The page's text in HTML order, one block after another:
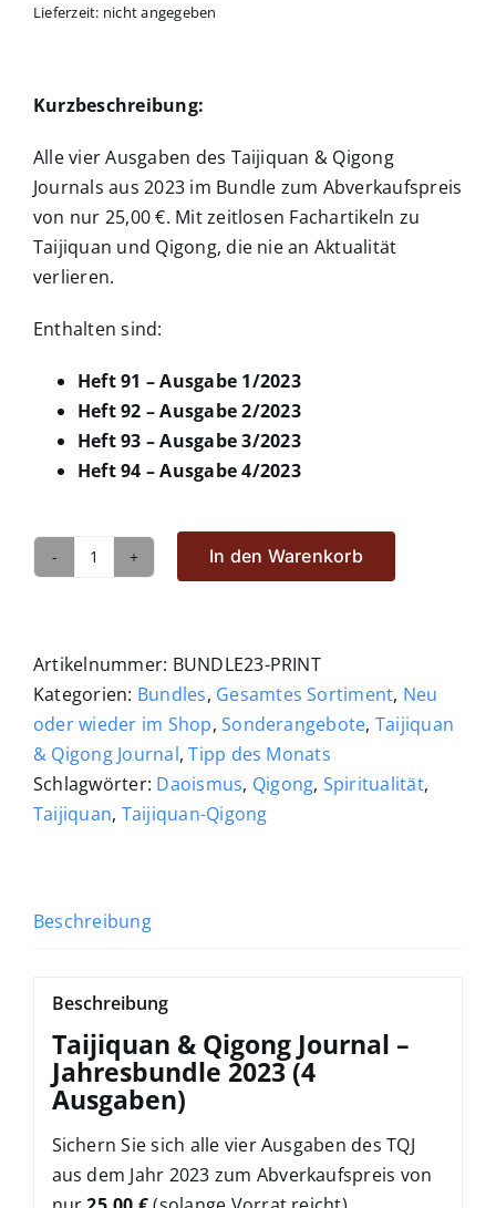
war:
ist:
Lieferzeit: nicht angegeben
Kurzbeschreibung:
Alle vier Ausgaben des Taijiquan & Qigong
Journals aus 2023 im Bundle zum Abverkaufspreis
von nur 25,00 €. Mit zeitlosen Fachartikeln zu
Taijiquan und Qigong, die nie an Aktualität
verlieren.
Enthalten sind:
Heft 91 – Ausgabe 1/2023
Heft 92 – Ausgabe 2/2023
Heft 93 – Ausgabe 3/2023
Heft 94 – Ausgabe 4/2023
Bundle
-
Alle
4
Ausgaben
Menge
In den Warenkorb
Artikelnummer: BUNDLE23-PRINT
Kategorien: Bundles, Gesamtes Sortiment, Neu
oder wieder im Shop,Sonderangebote, Taijiquan
& Qigong Journal,Tipp des Monats
Schlagwörter: Daoismus, Qigong, Spiritualität,
Taijiquan, Taijiquan-Qigong
Beschreibung
Beschreibung
Taijiquan & Qigong Journal –
Jahresbundle 2023 (4
Ausgaben)
Sichern Sie sich alle vier Ausgaben des TQJ
aus dem Jahr 2023 zum Abverkaufspreis von